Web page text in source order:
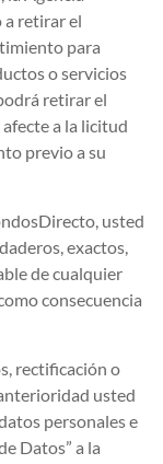
a retirar el
para
o servicios
retirar el
a la licitud
previo a su
usted
exactos,
de cualquier
consecuencia
rectificación o
usted
personales e
Datos” a la